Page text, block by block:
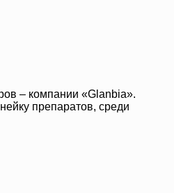
– компании «Glanbia».
препаратов, среди